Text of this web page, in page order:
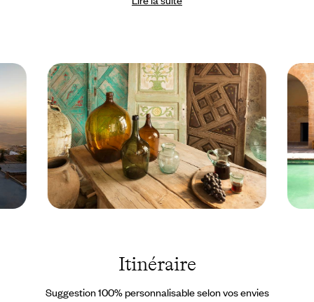
en parler. Nous pourrions aussi vous mettre en contact avec une
locale à Gaziantep. Par exemple. Si le voyage a du rythme, vous
disposez cependant du temps qu’il faut – pour le détail du
programme mais aussi pour vos improvisations et paresses. On
peut parfois prendre le patrimoine à contre-pied, serait-il
estampillé Unesco, ou en voie de l’être. Enfin, si chemin faisant,
un désir imprévu ou un léger contretemps survenait, vous
disposez pour y répondre des coordonnées de notreconcierge sur
place.
Itinéraire
Suggestion 100% personnalisable selon vos envies